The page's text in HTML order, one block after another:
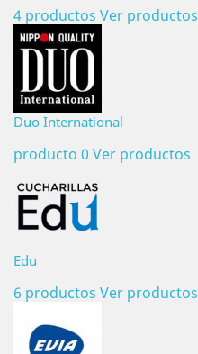
4 productos Ver productos
Duo International
producto 0 Ver productos
Edu
6 productos Ver productos